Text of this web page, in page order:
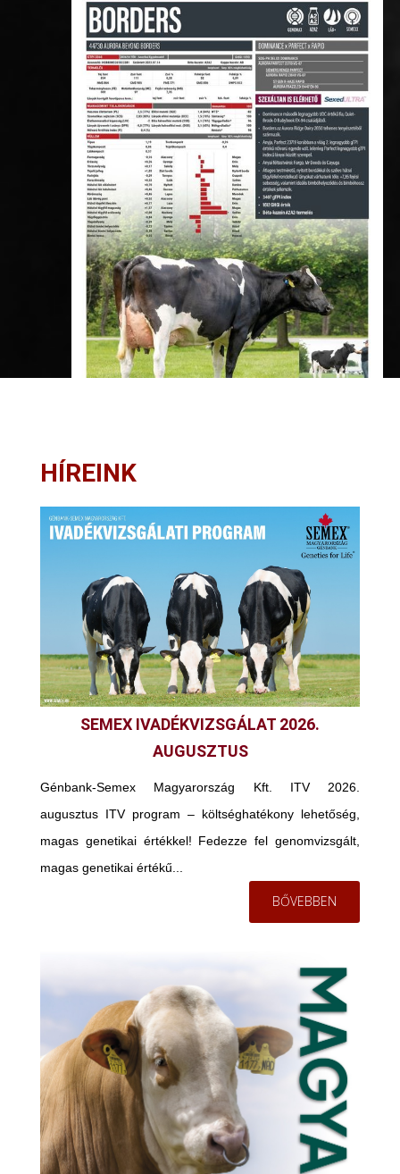
HÍREINK
SEMEX IVADÉKVIZSGÁLAT 2026.
AUGUSZTUS
Génbank-Semex Magyarország Kft. ITV 2026.
augusztus ITV program – költséghatékony lehetőség,
magas genetikai értékkel! Fedezze fel genomvizsgált,
magas genetikai értékű...
BŐVEBBEN